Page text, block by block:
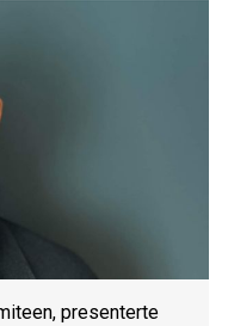
presenterte